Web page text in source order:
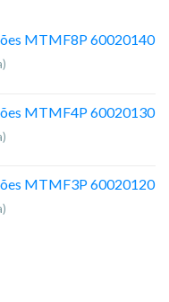
MTMF8P 60020140
MTMF4P 60020130
MTMF3P 60020120